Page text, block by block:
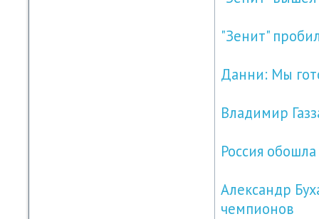
"Зенит"
Данни: Мы
Владимир
Россия
Александр
чемпионов